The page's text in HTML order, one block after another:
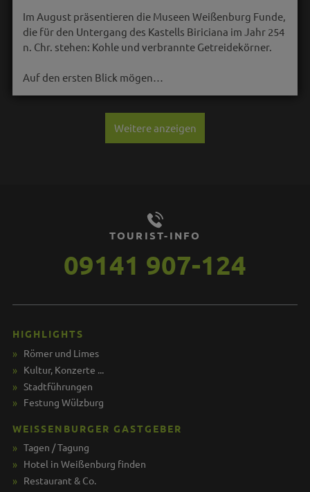
Im August präsentieren die Museen Weißenburg Funde,
die für den Untergang des Kastells Biriciana im Jahr 254
n. Chr. stehen: Kohle und verbrannte Getreidekörner.
Auf den ersten Blick mögen…
Weitere anzeigen
TOURIST-INFO
09141 907-124
HIGHLIGHTS
Römer und Limes
Kultur, Konzerte ...
Stadtführungen
Festung Wülzburg
WEISSENBURGER GASTGEBER
Tagen / Tagung
Hotel in Weißenburg finden
Restaurant & Co.